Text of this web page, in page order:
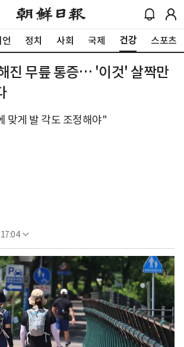
정치 사회 국제 건강 스포츠
진 무릎 통증… '이것' 살짝만
맞게 발 각도 조정해야"